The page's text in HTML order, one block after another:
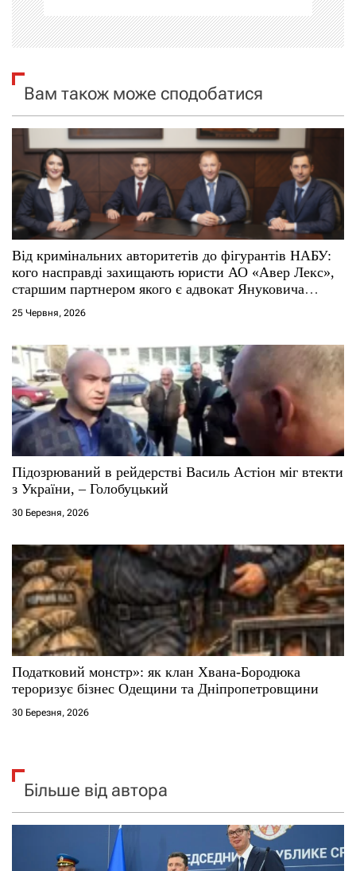
ц
і
я
з
п
и
с
і
Вам також може сподобатися
Від кримінальних авторитетів до фігурантів НАБУ:
кого насправді захищають юристи АО «Авер Лекс»,
старшим партнером якого є адвокат Януковича
Віталій Сердюк
25 Червня, 2026
Підозрюваний в рейдерстві Василь Астіон міг втекти
з України, – Голобуцький
30 Березня, 2026
Податковий монстр»: як клан Хвана-Бородюка
тероризує бізнес Одещини та Дніпропетровщини
30 Березня, 2026
Більше від автора